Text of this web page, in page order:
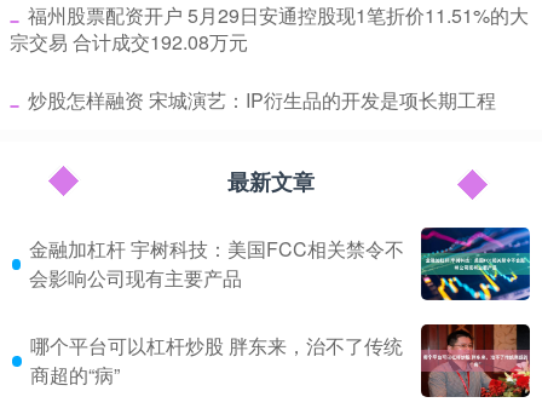
​福州股票配资开户 5月29日安通控股现1笔折价11.51%的大
宗交易 合计成交192.08万元
​炒股怎样融资 宋城演艺：IP衍生品的开发是项长期工程
最新文章
金融加杠杆 宇树科技：美国FCC相关禁令不
会影响公司现有主要产品
哪个平台可以杠杆炒股 胖东来，治不了传统
商超的“病”